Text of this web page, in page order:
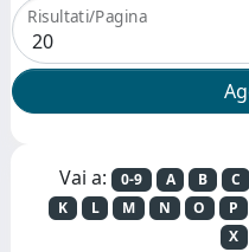
Risultati/Pagina
Vai a: 0-9 A B C
K
L M N O P
X